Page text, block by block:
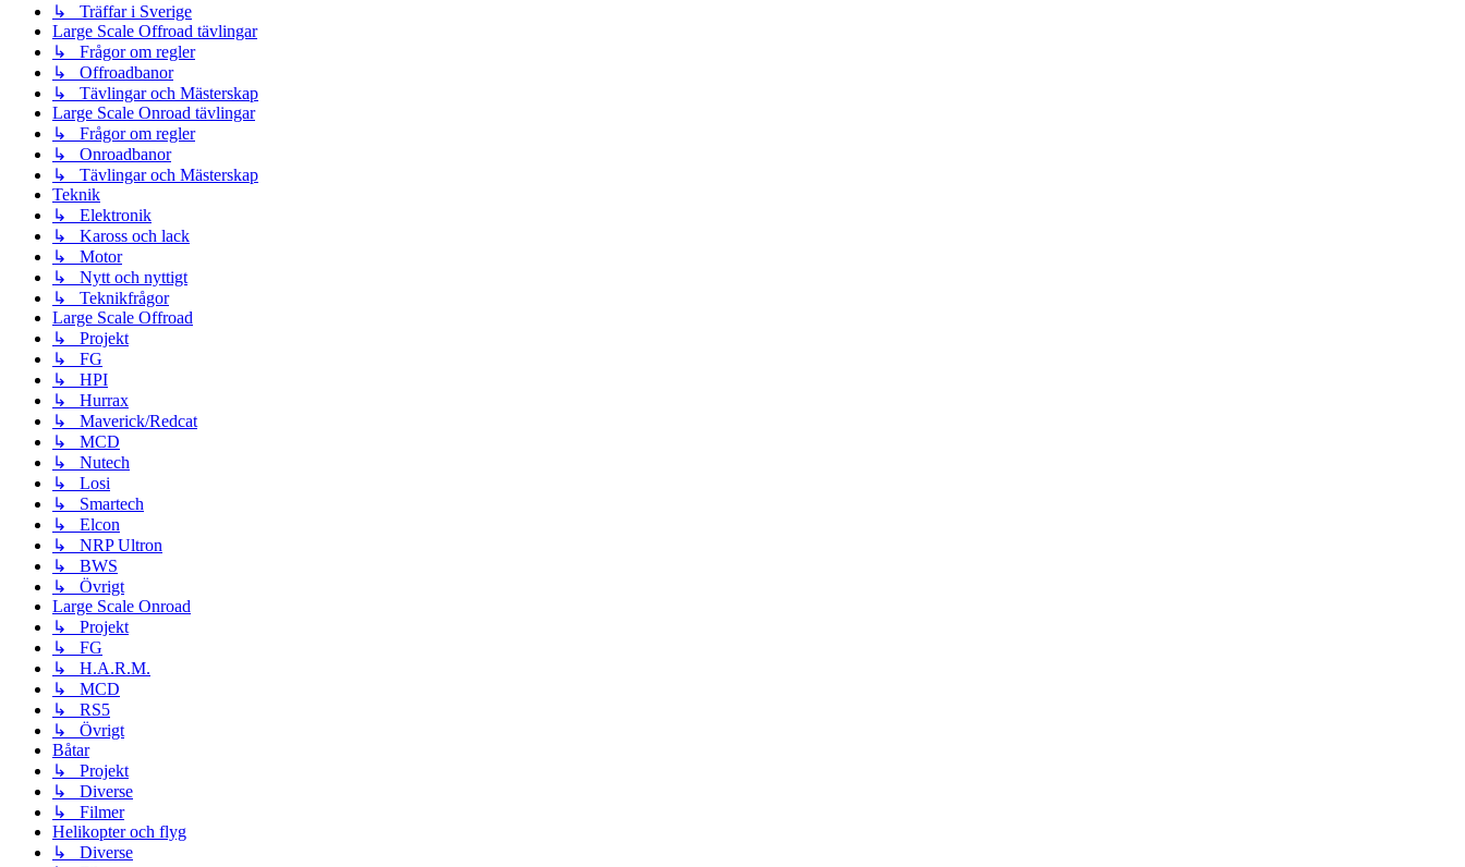
↳ Träffar i Sverige
Large Scale Offroad tävlingar
↳ Frågor om regler
↳ Offroadbanor
↳ Tävlingar och Mästerskap
Large Scale Onroad tävlingar
↳ Frågor om regler
↳ Onroadbanor
↳ Tävlingar och Mästerskap
Teknik
↳ Elektronik
↳ Kaross och lack
↳ Motor
↳ Nytt och nyttigt
↳ Teknikfrågor
Large Scale Offroad
↳ Projekt
↳ FG
↳ HPI
↳ Hurrax
↳ Maverick/Redcat
↳ MCD
↳ Nutech
↳ Losi
↳ Smartech
↳ Elcon
↳ NRP Ultron
↳ BWS
↳ Övrigt
Large Scale Onroad
↳ Projekt
↳ FG
↳ H.A.R.M.
↳ MCD
↳ RS5
↳ Övrigt
Båtar
↳ Projekt
↳ Diverse
↳ Filmer
Helikopter och flyg
↳ Diverse